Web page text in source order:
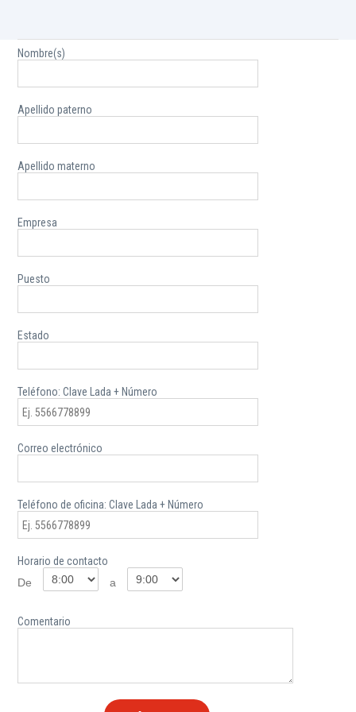
Nombre(s)
Apellido paterno
Apellido materno
Empresa
Puesto
Estado
Teléfono: Clave Lada + Número
Correo electrónico
Teléfono de oficina: Clave Lada + Número
Horario de contacto
De
a
Comentario